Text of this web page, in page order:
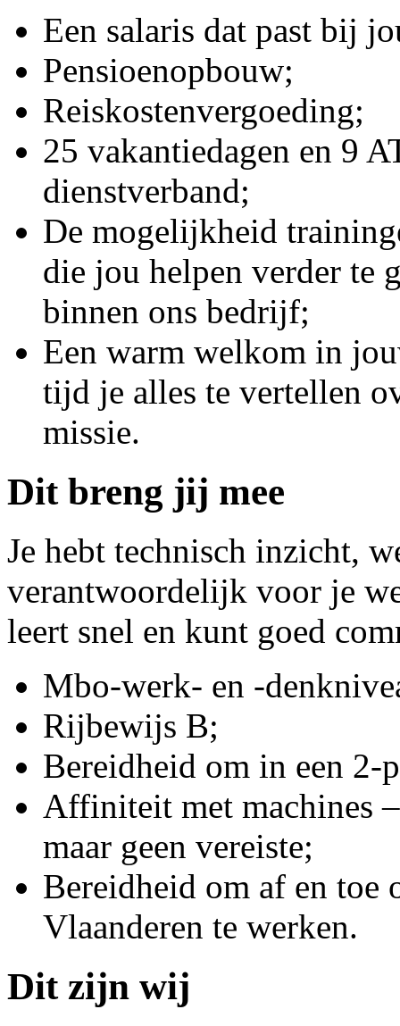
Een salaris dat past bij
Pensioenopbouw;
Reiskostenvergoeding;
25 vakantiedagen en 9
dienstverband;
De mogelijkheid
die jou helpen verder te
binnen ons bedrijf;
Een warm welkom in
tijd je alles te vertellen
missie.
Dit breng jij mee
Je hebt technisch inzicht,
verantwoordelijk voor je
leert snel en kunt goed
Mbo-werk- en -
Rijbewijs B;
Bereidheid om in een 2-
Affiniteit met machines
maar geen vereiste;
Bereidheid om af en toe
Vlaanderen te werken.
Dit zijn wij